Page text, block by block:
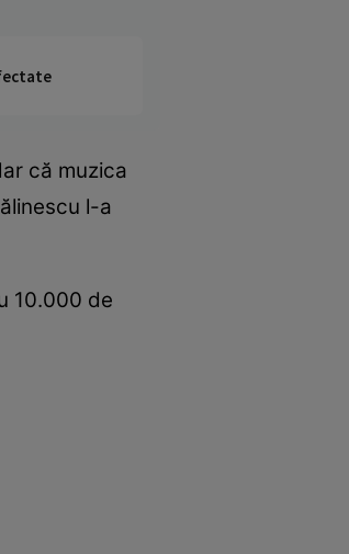
că muzica
l-a
10.000 de